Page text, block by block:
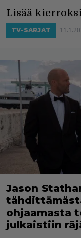
Lisää
TV-SARJAT
Jason
ohjaamasta
julkaistiin